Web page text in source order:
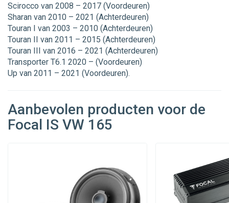
Scirocco van 2008 – 2017 (Voordeuren)
Sharan van 2010 – 2021 (Achterdeuren)
Touran I van 2003 – 2010 (Achterdeuren)
Touran II van 2011 – 2015 (Achterdeuren)
Touran III van 2016 – 2021 (Achterdeuren)
Transporter T6.1 2020 – (Voordeuren)
Up van 2011 – 2021 (Voordeuren).
Aanbevolen producten voor de
Focal IS VW 165